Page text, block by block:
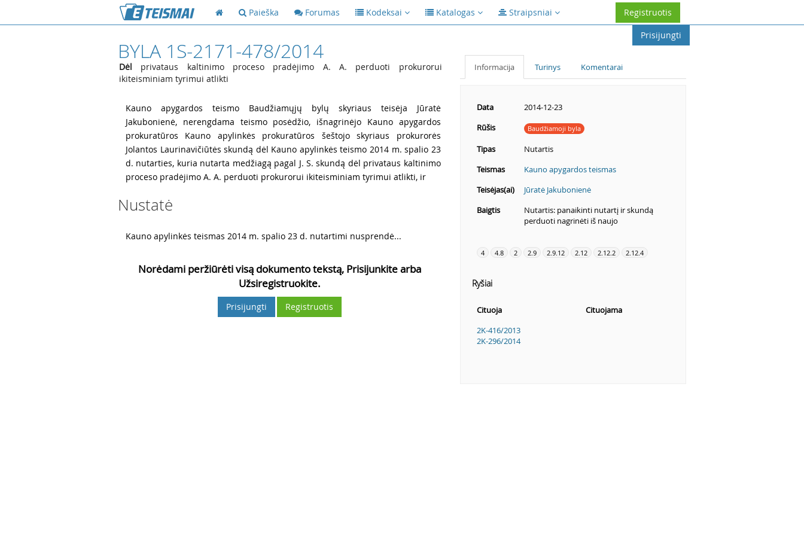
Paieška Forumas Kodeksai Katalogas Straipsniai
Registruotis
Prisijungti
BYLA 1S-2171-478/2014
Dėl privataus kaltinimo proceso pradėjimo A. A. perduoti prokurorui
ikiteisminiam tyrimui atlikti
Kauno apygardos teismo Baudžiamųjų bylų skyriaus teisėja Jūratė
Jakubonienė, nerengdama teismo posėdžio, išnagrinėjo Kauno apygardos
prokuratūros Kauno apylinkės prokuratūros šeštojo skyriaus prokurorės
Jolantos Laurinavičiūtės skundą dėl Kauno apylinkės teismo 2014 m. spalio 23
d. nutarties, kuria nutarta medžiagą pagal J. S. skundą dėl privataus kaltinimo
proceso pradėjimo A. A. perduoti prokurorui ikiteisminiam tyrimui atlikti, ir
Nustatė
Kauno apylinkės teismas 2014 m. spalio 23 d. nutartimi nusprendė...
Norėdami peržiūrėti visą dokumento tekstą, Prisijunkite arba
Užsiregistruokite.
Prisijungti Registruotis
Informacija Turinys Komentarai
Data
2014-12-23
Rūšis
Baudžiamoji byla
Tipas
Nutartis
Teismas
Kauno apygardos teismas
Teisėjas(ai)
Jūratė Jakubonienė
Baigtis
Nutartis: panaikinti nutartį ir skundą
perduoti nagrinėti iš naujo
4 4.8 2 2.9 2.9.12 2.12 2.12.2 2.12.4
Ryšiai
Cituoja
Cituojama
2K-416/2013
2K-296/2014